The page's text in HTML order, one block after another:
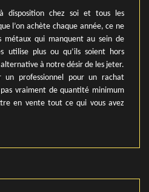
disposition chez soi et tous les
l’on achète chaque année, ce ne
métaux qui manquent au sein de
utilise plus ou qu’ils soient hors
alternative à notre désir de les jeter.
professionnel pour un rachat
vraiment de quantité minimum
en vente tout ce qui vous avez